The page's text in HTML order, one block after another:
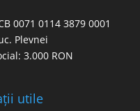
0071 0114 3879 0001
Plevnei
3.000 RON
utile